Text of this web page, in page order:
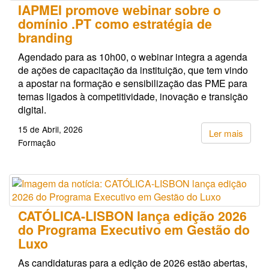
IAPMEI promove webinar sobre o
domínio .PT como estratégia de
branding
Agendado para as 10h00, o webinar integra a agenda
de ações de capacitação da instituição, que tem vindo
a apostar na formação e sensibilização das PME para
temas ligados à competitividade, inovação e transição
digital.
Ler mais
15 de Abril, 2026
Formação
CATÓLICA-LISBON lança edição 2026
do Programa Executivo em Gestão do
Luxo
As candidaturas para a edição de 2026 estão abertas,